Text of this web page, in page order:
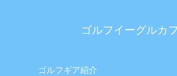
ゴルフイーグルカ
ゴルフギア紹介